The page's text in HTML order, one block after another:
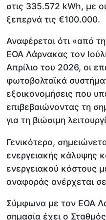
στις 335.572 kWh, με
ξεπερνά τις €100.000.
Αναφέρεται ότι «από
ΕΟΑ Λάρνακας τον
Απρίλιο του 2026, οι
φωτοβολταϊκά
εξοικονομήσεις που
επιβεβαιώνοντας τη
για τη βιώσιμη
Γενικότερα,
ενεργειακής κάλυψης
ενεργειακού κόστους
αναφοράς ανέρχεται
Σύμφωνα με τον ΕΟΑ
σημασία έχει ο